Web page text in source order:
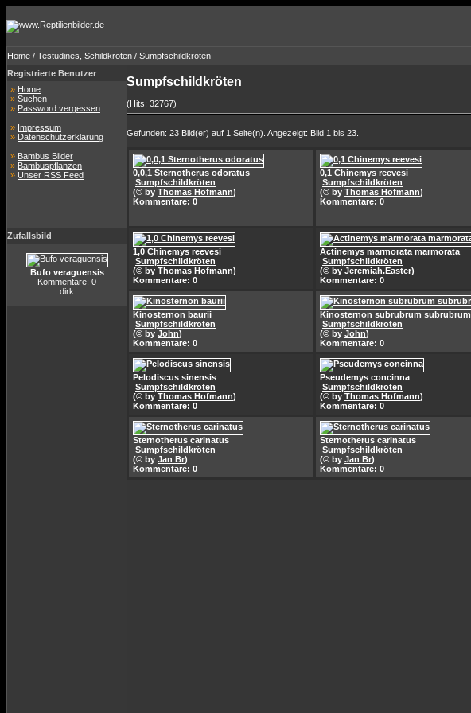
Home / Testudines, Schildkröten / Sumpfschildkröten
Registrierte Benutzer
» Home
» Suchen
» Password vergessen
» Impressum
» Datenschutzerklärung
» Bambus Bilder
» Bambuspflanzen
» Unser RSS Feed
Zufallsbild
Bufo veraguensis
Kommentare: 0
dirk
Sumpfschildkröten
(Hits: 32767)
Gefunden: 23 Bild(er) auf 1 Seite(n). Angezeigt: Bild 1 bis 23.
0,0,1 Sternotherus odoratus
Sumpfschildkröten
(© by Thomas Hofmann)
Kommentare: 0
0,1 Chinemys reevesi
Sumpfschildkröten
(© by Thomas Hofmann)
Kommentare: 0
1,0 Chinemys reevesi
Sumpfschildkröten
(© by Thomas Hofmann)
Kommentare: 0
Actinemys marmorata marmorata
Sumpfschildkröten
(© by Jeremiah.Easter)
Kommentare: 0
Kinosternon baurii
Sumpfschildkröten
(© by John)
Kommentare: 0
Kinosternon subrubrum subrubrum
Sumpfschildkröten
(© by John)
Kommentare: 0
Pelodiscus sinensis
Sumpfschildkröten
(© by Thomas Hofmann)
Kommentare: 0
Pseudemys concinna
Sumpfschildkröten
(© by Thomas Hofmann)
Kommentare: 0
Sternotherus carinatus
Sumpfschildkröten
(© by Jan Br)
Kommentare: 0
Sternotherus carinatus
Sumpfschildkröten
(© by Jan Br)
Kommentare: 0